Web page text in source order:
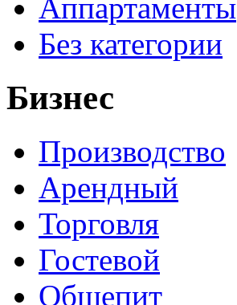
Аппартаменты
Без категории
Бизнес
Производство
Арендный
Торговля
Гостевой
Общепит